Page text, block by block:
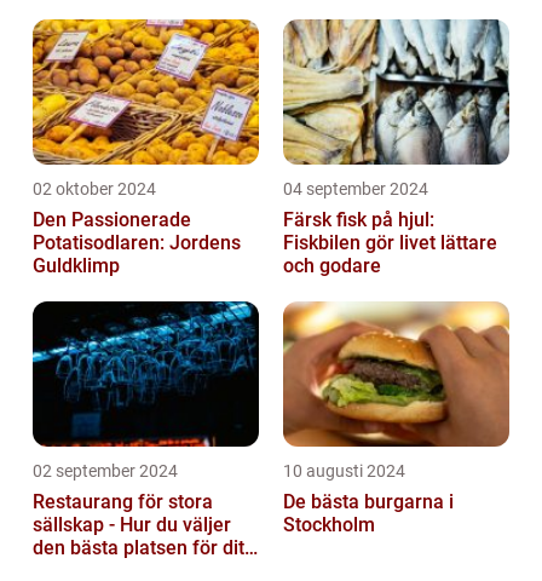
02 oktober 2024
Den Passionerade
Potatisodlaren: Jordens
Guldklimp
04 september 2024
Färsk fisk på hjul:
Fiskbilen gör livet lättare
och godare
02 september 2024
Restaurang för stora
sällskap - Hur du väljer
den bästa platsen för ditt
10 augusti 2024
De bästa burgarna i
Stockholm